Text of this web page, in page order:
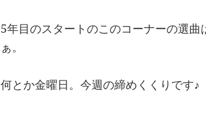
5年目のスタートのこのコーナーの選
ぁ。
何とか金曜日。今週の締めくくりです♪